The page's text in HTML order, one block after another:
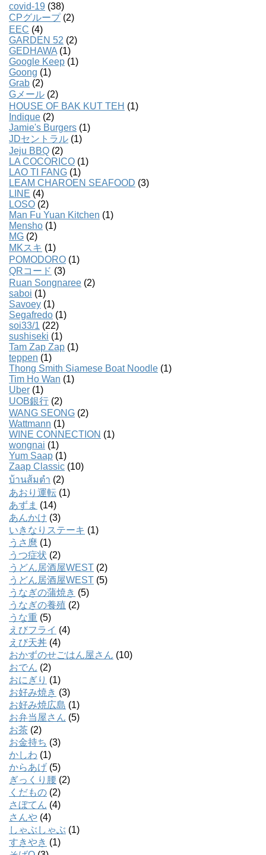
covid-19 (38)
CPグループ(2)
EEC (4)
GARDEN 52 (2)
GEDHAWA (1)
Google Keep (1)
Goong (1)
Grab (2)
Gメール (2)
HOUSE OF BAK KUT TEH (1)
Indique (2)
Jamie's Burgers (1)
JDセントラル (1)
Jeju BBQ (2)
LA COCORICO (1)
LAO TI FANG (1)
LEAM CHAROEN SEAFOOD (3)
LINE (4)
LOSO (2)
Man Fu Yuan Kitchen (1)
Mensho (1)
MG (2)
MKスキ (1)
POMODORO (1)
QRコード (3)
Ruan Songnaree (2)
saboi (1)
Savoey (1)
Segafredo (1)
soi33/1 (22)
sushiseki (1)
Tam Zap Zap (1)
teppen (1)
Thong Smith Siamese Boat Noodle (1)
Tim Ho Wan (1)
Uber (1)
UOB銀行 (2)
WANG SEONG (2)
Wattmann (1)
WINE CONNECTION (1)
wongnai (1)
Yum Saap (1)
Zaap Classic (10)
บ้านส้มตํา (2)
あおり運転 (1)
あずま (14)
あんかけ (3)
いきなりステーキ (1)
うさ麿 (1)
うつ症状 (2)
うどん居酒屋WEST (2)
うどん居酒屋WEST (5)
うなぎの蒲焼き (5)
うなぎの養殖 (2)
うな重 (5)
えびフライ (4)
えび天丼 (4)
おかずのせごはん屋さん (10)
おでん (2)
おにぎり (1)
お好み焼き (3)
お好み焼広島 (1)
お弁当屋さん (5)
お茶 (2)
お金持ち (3)
かしわ (1)
からあげ (5)
ぎっくり腰 (2)
くだもの (2)
さぼてん (4)
さんや (4)
しゃぶしゃぶ (1)
すきやき (1)